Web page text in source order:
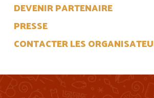
DEVENIR PARTENAIRE
PRESSE
CONTACTER LES